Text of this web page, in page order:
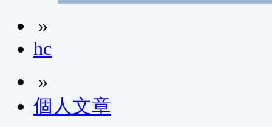
»
hc
»
個人文章